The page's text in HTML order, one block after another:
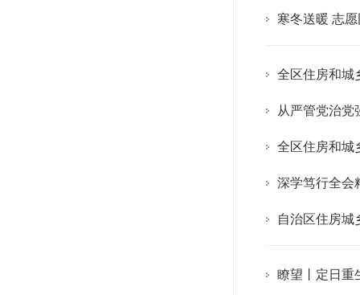
寒冬送暖 志
全区住房和城
从严管党治
深学笃行全会
自治区住房城
瞭望丨定日重